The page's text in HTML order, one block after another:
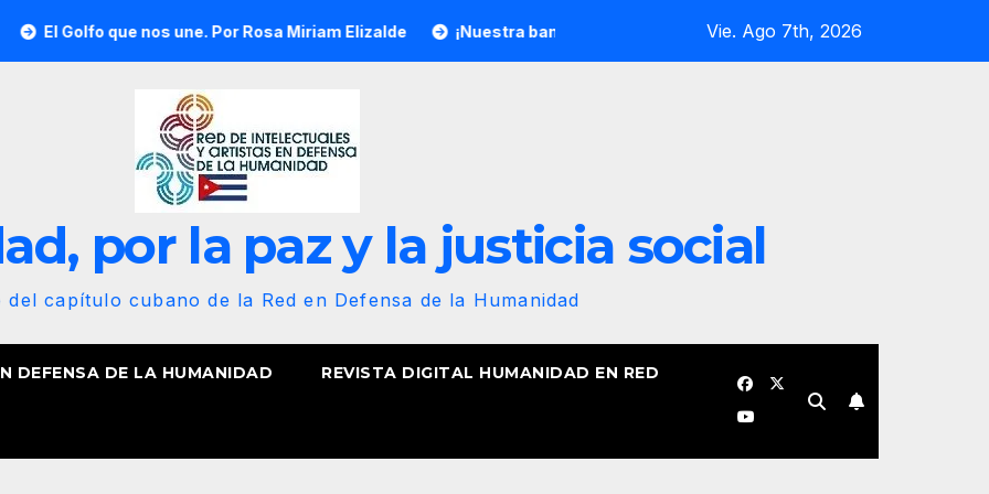
que nos une. Por Rosa Miriam Elizalde ¡Nuestra bandera revolucionaria no se plegará jamás! Por Bruno Rodríguez
Vie. Ago 7th, 2026
por la paz y la justicia social
del capítulo cubano de la Red en Defensa de la Humanidad
DEFENSA DE LA HUMANIDAD REVISTA DIGITAL HUMANIDAD EN RED